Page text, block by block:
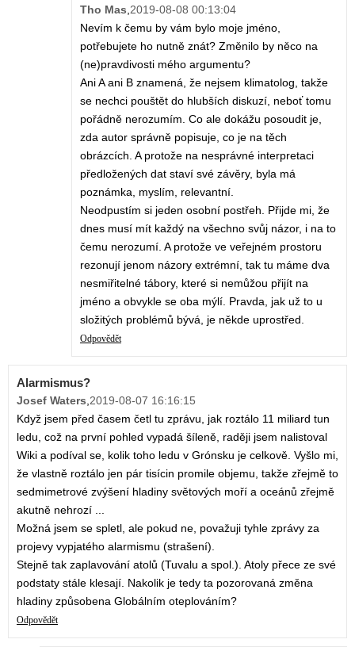
Tho Mas,2019-08-08 00:13:04
Nevím k čemu by vám bylo moje jméno,
potřebujete ho nutně znát? Změnilo by něco na
(ne)pravdivosti mého argumentu?
Ani A ani B znamená, že nejsem klimatolog, takže
se nechci pouštět do hlubších diskuzí, neboť tomu
pořádně nerozumím. Co ale dokážu posoudit je,
zda autor správně popisuje, co je na těch
obrázcích. A protože na nesprávné interpretaci
předložených dat staví své závěry, byla má
poznámka, myslím, relevantní.
Neodpustím si jeden osobní postřeh. Přijde mi, že
dnes musí mít každý na všechno svůj názor, i na to
čemu nerozumí. A protože ve veřejném prostoru
rezonují jenom názory extrémní, tak tu máme dva
nesmiřitelné tábory, které si nemůžou přijít na
jméno a obvykle se oba mýlí. Pravda, jak už to u
složitých problémů bývá, je někde uprostřed.
Odpovědět
Alarmismus?
Josef Waters,2019-08-07 16:16:15
Když jsem před časem četl tu zprávu, jak roztálo 11 miliard tun
ledu, což na první pohled vypadá šíleně, raději jsem nalistoval
Wiki a podíval se, kolik toho ledu v Grónsku je celkově. Vyšlo mi,
že vlastně roztálo jen pár tisícin promile objemu, takže zřejmě to
sedmimetrové zvýšení hladiny světových moří a oceánů zřejmě
akutně nehrozí ...
Možná jsem se spletl, ale pokud ne, považuji tyhle zprávy za
projevy vypjatého alarmismu (strašení).
Stejně tak zaplavování atolů (Tuvalu a spol.). Atoly přece ze své
podstaty stále klesají. Nakolik je tedy ta pozorovaná změna
hladiny způsobena Globálním oteplováním?
Odpovědět